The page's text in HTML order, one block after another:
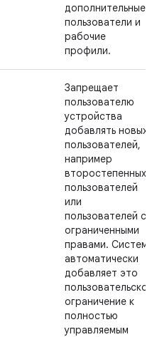
дополнительные
пользователи и
рабочие
профили.
Запрещает
пользователю
устройства
добавлять новых
пользователей,
например
второстепенных
пользователей
или
пользователей с
ограниченными
правами. Система
автоматически
добавляет это
пользовательское
ограничение к
полностью
управляемым